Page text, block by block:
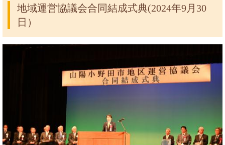
地域運営協議会合同結成式典(2024年9月30
日）